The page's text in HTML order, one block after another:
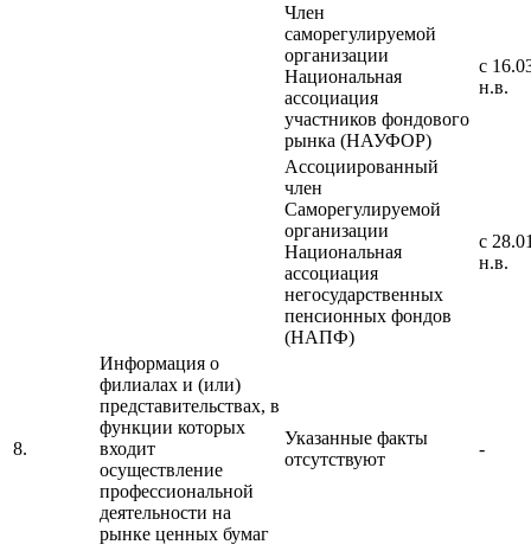
Член
саморегулируемой
организации
Национальная
ассоциация
участников фондового
рынка (НАУФОР)
с
н.в.
Ассоциированный
член
Саморегулируемой
организации
Национальная
ассоциация
негосударственных
пенсионных фондов
(НАПФ)
с
н.в.
8.
Информация о
филиалах и (или)
представительствах, в
функции которых
входит
осуществление
профессиональной
деятельности на
рынке ценных бумаг
Указанные факты
отсутствуют
-